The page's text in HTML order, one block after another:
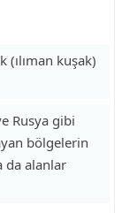
(ılıman kuşak)
Rusya gibi
bölgelerin
da alanlar